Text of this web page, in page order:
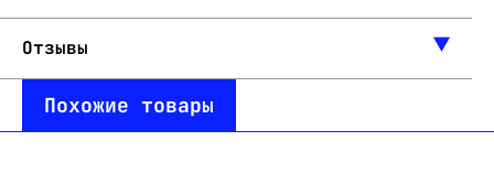
Отзывы
Похожие товары